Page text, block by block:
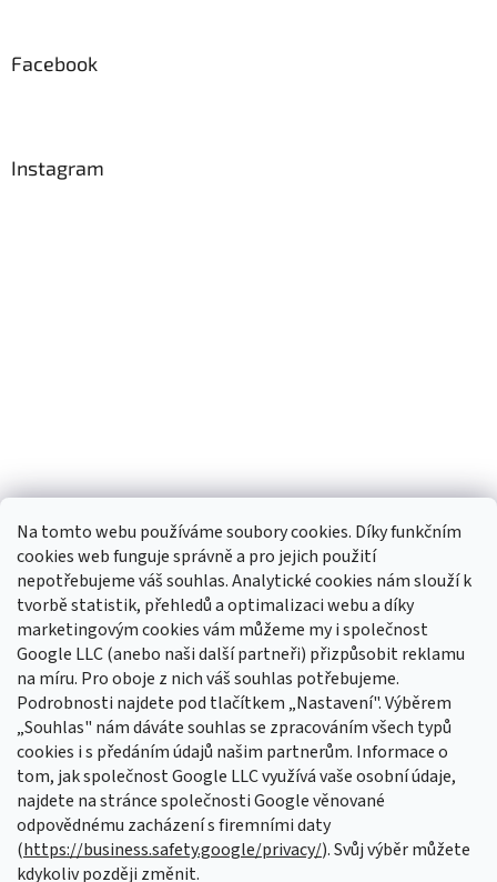
Na tomto webu používáme soubory cookies. Díky funkčním
cookies web funguje správně a pro jejich použití
nepotřebujeme váš souhlas. Analytické cookies nám slouží k
tvorbě statistik, přehledů a optimalizaci webu a díky
marketingovým cookies vám můžeme my i společnost
Google LLC (anebo naši další partneři) přizpůsobit reklamu
na míru. Pro oboje z nich váš souhlas potřebujeme.
Podrobnosti najdete pod tlačítkem „Nastavení". Výběrem
„Souhlas" nám dáváte souhlas se zpracováním všech typů
cookies i s předáním údajů našim partnerům. Informace o
tom, jak společnost Google LLC využívá vaše osobní údaje,
najdete na stránce společnosti Google věnované
odpovědnému zacházení s firemními daty
(https://business.safety.google/privacy/). Svůj výběr můžete
kdykoliv později změnit.
Facebook
Instagram
Sledovat na Instagramu
Odebírat newsletter
Vložte svůj e-mail a my vám budeme zasílat informace o nových
produktech na našem e-shopu.
E-mail
Vložením e-mailu souhlasíte spodmínkami ochrany osobních údajů